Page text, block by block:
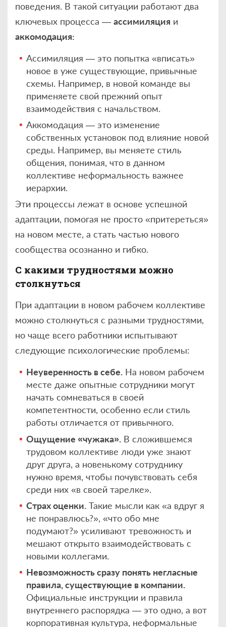
поведения. В такой ситуации работают два
ключевых процесса — ассимиляция и
аккомодация:
Ассимиляция — это попытка «вписать»
новое в уже существующие, привычные
схемы. Например, в новой команде вы
применяете свой прежний опыт
взаимодействия с начальством.
Аккомодация — это изменение
собственных установок под влияние новой
среды. Например, вы меняете стиль
общения, понимая, что в данном
коллективе неформальность важнее
иерархии.
Эти процессы лежат в основе успешной
адаптации, помогая не просто «притереться»
на новом месте, а стать частью нового
сообщества осознанно и гибко.
С какими трудностями можно
столкнуться
При адаптации в новом рабочем коллективе
можно столкнуться с разными трудностями,
но чаще всего работники испытывают
следующие психологические проблемы:
Неуверенность в себе. На новом рабочем
месте даже опытные сотрудники могут
начать сомневаться в своей
компетентности, особенно если стиль
работы отличается от привычного.
Ощущение «чужака». В сложившемся
трудовом коллективе люди уже знают
друг друга, а новенькому сотруднику
нужно время, чтобы почувствовать себя
среди них «в своей тарелке».
Страх оценки. Такие мысли как «а вдруг я
не понравлюсь?», «что обо мне
подумают?» усиливают тревожность и
мешают открыто взаимодействовать с
новыми коллегами.
Невозможность сразу понять негласные
правила, существующие в компании.
Официальные инструкции и правила
внутреннего распорядка — это одно, а вот
корпоративная культура, неформальные